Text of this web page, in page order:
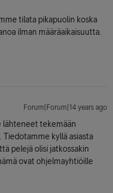
tilata pikapuolin koska
ilman määräaikaisuutta.
Forum|Forum|14 years ago
lähteneet tekemään
Tiedotamme kyllä asiasta
pelejä olisi jatkossakin
ovat ohjelmayhtiöille